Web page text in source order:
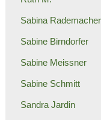
Sabina Rademacher
Sabine Birndorfer
Sabine Meissner
Sabine Schmitt
Sandra Jardin